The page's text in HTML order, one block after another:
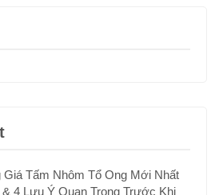
Giá Tấm Nhôm Tổ Ong Mới Nhất
& 4 Lưu Ý Quan Trọng Trước Khi